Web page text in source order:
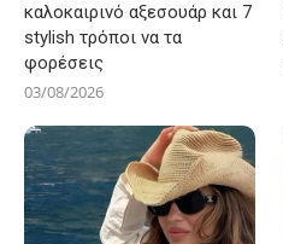
καλοκαιρινό αξεσουάρ και 7
stylish τρόποι να τα
φορέσεις
03/08/2026